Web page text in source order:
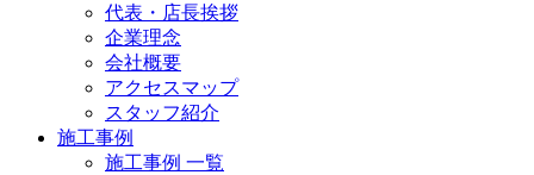
代表・店長挨拶
企業理念
会社概要
アクセスマップ
スタッフ紹介
施工事例
施工事例 一覧